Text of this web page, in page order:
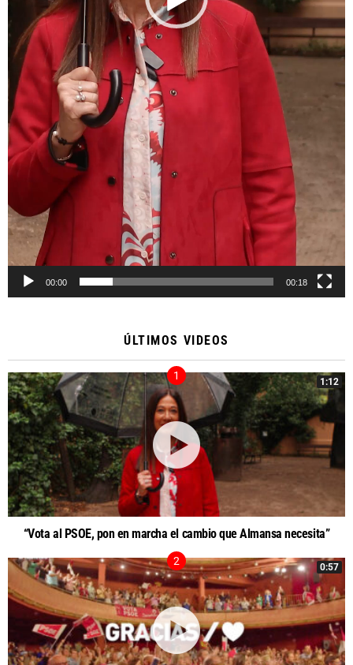
00:00 00:18
ÚLTIMOS VIDEOS
1:12
“Vota al PSOE, pon en marcha el cambio que Almansa necesita”
0:57